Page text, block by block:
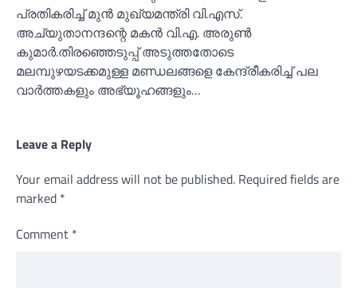
പ്രതികരിച്ച്‌ മുൻ മുഖ്യമന്ത്രി വി.എസ്.
അച്യുതാനന്ദന്റെ മകൻ വി.എ. അരുണ്‍
കുമാർ.തിരഞ്ഞെടുപ്പ് അടുത്തതോടെ
മലമ്പുഴയടക്കമുള്ള മണ്ഡലങ്ങളെ കേന്ദ്രീകരിച്ച്‌ പല
വാർത്തകളും അഭ്യൂഹങ്ങളും…
Leave a Reply
Your email address will not be published. Required fields are
marked *
Comment *